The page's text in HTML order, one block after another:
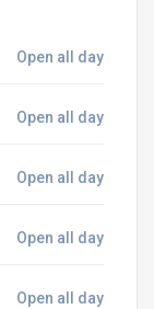
Open all day
Open all day
Open all day
Open all day
Open all day